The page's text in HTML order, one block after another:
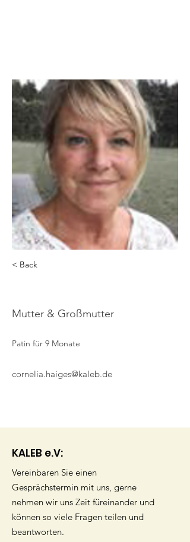
< Back
Mutter & Großmutter
Patin für 9 Monate
cornelia.haiges@kaleb.de
KALEB e.V:
Vereinbaren Sie einen
Gesprächstermin mit uns, gerne
nehmen wir uns Zeit füreinander und
können so viele Fragen teilen und
beantworten.